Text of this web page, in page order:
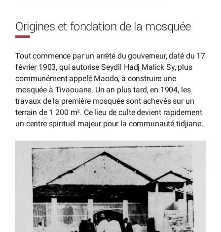
Origines et fondation de la mosquée
Tout commence par un arrêté du gouverneur, daté du 17
février 1903, qui autorise Seydil Hadj Malick Sy, plus
communément appelé Maodo, à construire une
mosquée à Tivaouane. Un an plus tard, en 1904, les
travaux de la première mosquée sont achevés sur un
terrain de 1 200 m². Ce lieu de culte devient rapidement
un centre spirituel majeur pour la communauté tidjiane.